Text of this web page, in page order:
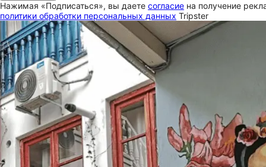
Нажимая «Подписаться», вы даете согласие на получение
политики обработки персональных данных Tripster